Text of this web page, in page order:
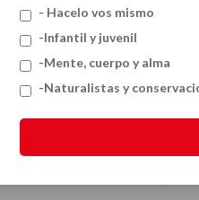
- Hacelo vos mismo
-Infantil y juvenil
-Mente, cuerpo y alma
-Naturalistas y